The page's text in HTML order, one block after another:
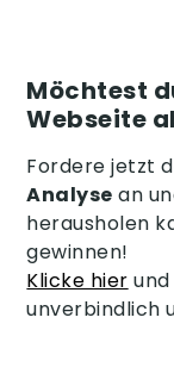
Möchtest
Webseite
Fordere jetzt
Analyse an
herausholen
gewinnen!
Klicke hier
unverbindlich